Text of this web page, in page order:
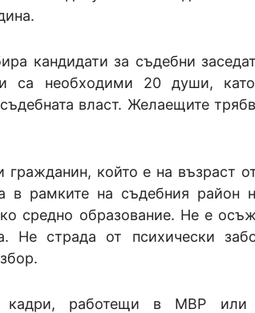
кандидати за съдебни
са необходими 20 души,
власт. Желаещите
който е на възраст
в рамките на съдебния район
средно образование. Не е
Не страда от психически
кадри, работещи в МВР или